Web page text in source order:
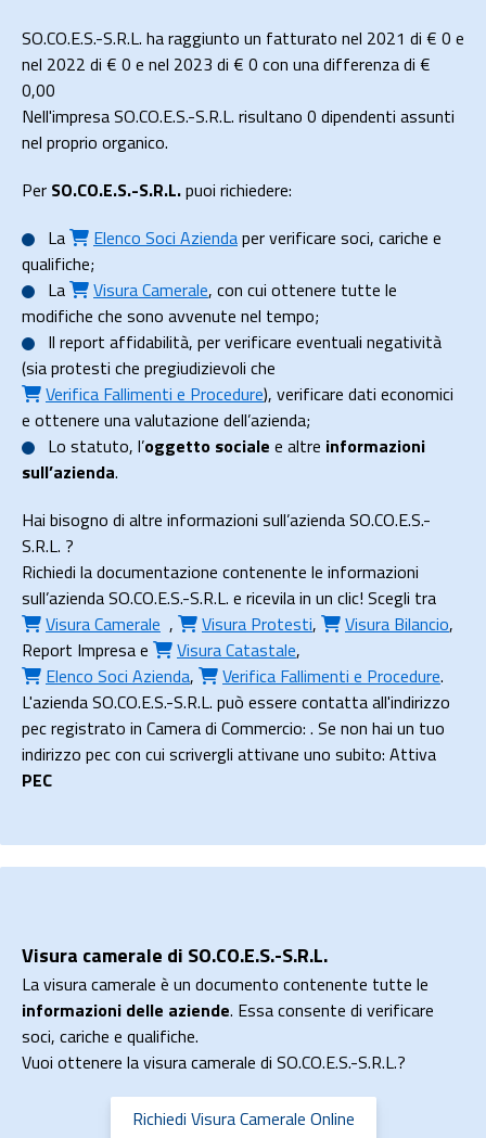
SO.CO.E.S.-S.R.L. ha raggiunto un fatturato nel 2021 di € 0 e
nel 2022 di € 0 e nel 2023 di € 0 con una differenza di €
0,00
Nell'impresa SO.CO.E.S.-S.R.L. risultano 0 dipendenti assunti
nel proprio organico.
Per SO.CO.E.S.-S.R.L.puoi richiedere:
La
Elenco Soci Aziendaper verificare soci, cariche e
qualifiche;
La
Visura Camerale, con cui ottenere tutte le
modifiche che sono avvenute nel tempo;
Il report affidabilità, per verificare eventuali negatività
(sia protesti che pregiudizievoli che
Verifica Fallimenti e Procedure), verificare dati economici
e ottenere una valutazione dell’azienda;
Lo statuto, l’oggetto sociale e altre informazioni
sull’azienda.
Hai bisogno di altre informazioni sull’azienda SO.CO.E.S.-
S.R.L. ?
Richiedi la documentazione contenente le informazioni
sull’azienda SO.CO.E.S.-S.R.L. e ricevila in un clic! Scegli tra
Visura Camerale , Visura Protesti, Visura Bilancio,
Report Impresae Visura Catastale,
Elenco Soci Azienda, Verifica Fallimenti e Procedure.
L'azienda SO.CO.E.S.-S.R.L. può essere contatta all'indirizzo
pec registrato in Camera di Commercio: . Se non hai un tuo
indirizzo pec con cui scrivergli attivane uno subito: Attiva
PEC
Visura camerale di SO.CO.E.S.-S.R.L.
La visura camerale è un documento contenente tutte le
informazioni delle aziende. Essa consente di verificare
soci, cariche e qualifiche.
Vuoi ottenere la visura camerale di SO.CO.E.S.-S.R.L.?
Richiedi Visura Camerale Online